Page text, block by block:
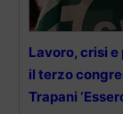
Lavoro, crisi
il terzo
Trapani